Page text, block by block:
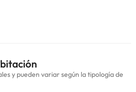
y pueden variar según la tipología de